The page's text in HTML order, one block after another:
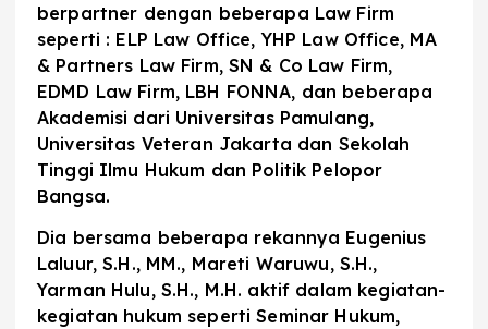
berpartner dengan beberapa Law Firm
seperti : ELP Law Office, YHP Law Office, MA
& Partners Law Firm, SN & Co Law Firm,
EDMD Law Firm, LBH FONNA, dan beberapa
Akademisi dari Universitas Pamulang,
Universitas Veteran Jakarta dan Sekolah
Tinggi Ilmu Hukum dan Politik Pelopor
Bangsa.
Dia bersama beberapa rekannya Eugenius
Laluur, S.H., MM., Mareti Waruwu, S.H.,
Yarman Hulu, S.H., M.H. aktif dalam kegiatan-
kegiatan hukum seperti Seminar Hukum,